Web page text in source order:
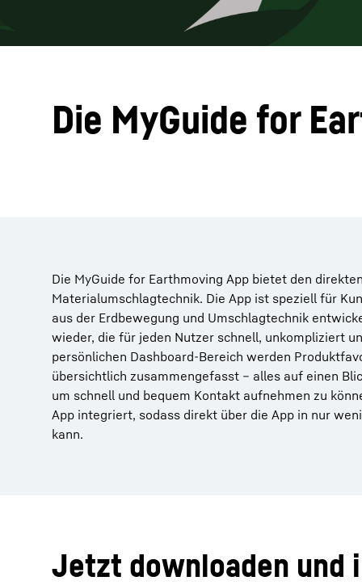
Die MyGuide for
Die MyGuide for Earthmoving App bietet den
Materialumschlagtechnik. Die App ist speziell für
aus der Erdbewegung und Umschlagtechnik
wieder, die für jeden Nutzer schnell, unkompliziert
persönlichen Dashboard-Bereich werden
übersichtlich zusammengefasst – alles auf einen
um schnell und bequem Kontakt aufnehmen zu
App integriert, sodass direkt über die App in nur
kann.
Jetzt downloaden und